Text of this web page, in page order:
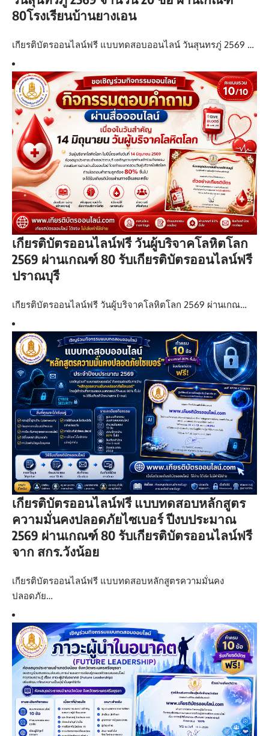
80โรงเรียนบ้านยางเอน
เกียรติบัตรออนไลน์ฟรี แบบทดสอบออนไลน์ วันสุนทรภู่ 2569 …
เกียรติบัตรออนไลน์ฟรี วันผู้บริจาคโลหิตโลก
2569 ผ่านเกณฑ์ 80 รับเกียรติบัตรออนไลน์ฟรี
ปราณบุรี
เกียรติบัตรออนไลน์ฟรี วันผู้บริจาคโลหิตโลก 2569 ผ่านเกณ…
เกียรติบัตรออนไลน์ฟรี แบบทดสอบหลักสูตร
ความมั่นคงปลอดภัยไซเบอร์ ปีงบประมาณ
2569 ผ่านเกณฑ์ 80 รับเกียรติบัตรออนไลน์ฟรี
จาก สกร.วังน้อย
เกียรติบัตรออนไลน์ฟรี แบบทดสอบหลักสูตรความมั่นคง
ปลอดภัย…